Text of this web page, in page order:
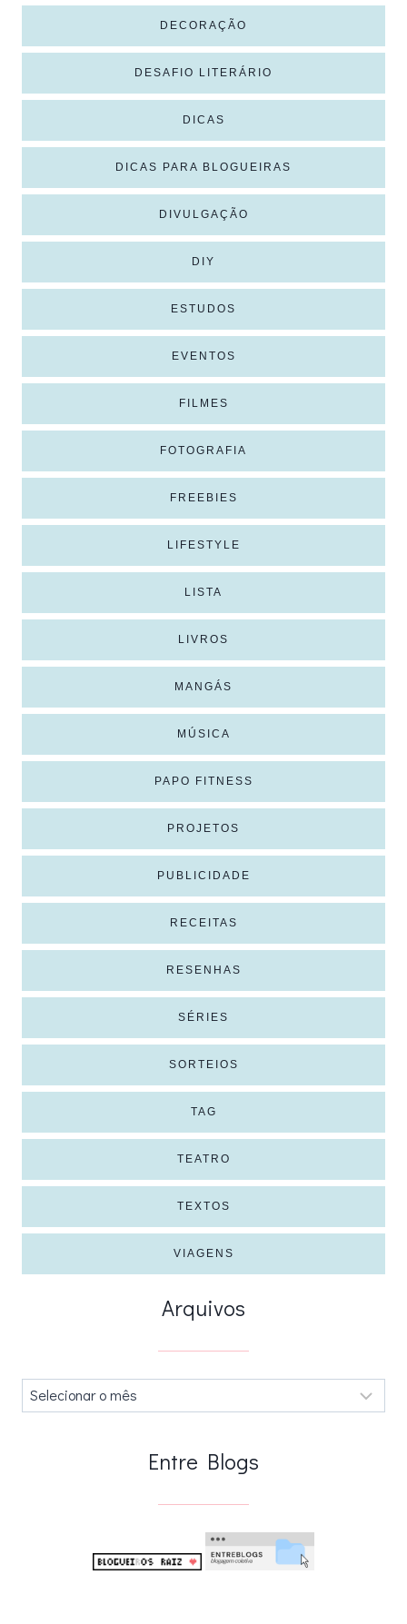
DECORAÇÃO
DESAFIO LITERÁRIO
DICAS
DICAS PARA BLOGUEIRAS
DIVULGAÇÃO
DIY
ESTUDOS
EVENTOS
FILMES
FOTOGRAFIA
FREEBIES
LIFESTYLE
LISTA
LIVROS
MANGÁS
MÚSICA
PAPO FITNESS
PROJETOS
PUBLICIDADE
RECEITAS
RESENHAS
SÉRIES
SORTEIOS
TAG
TEATRO
TEXTOS
VIAGENS
Arquivos
Arquivos
Entre Blogs